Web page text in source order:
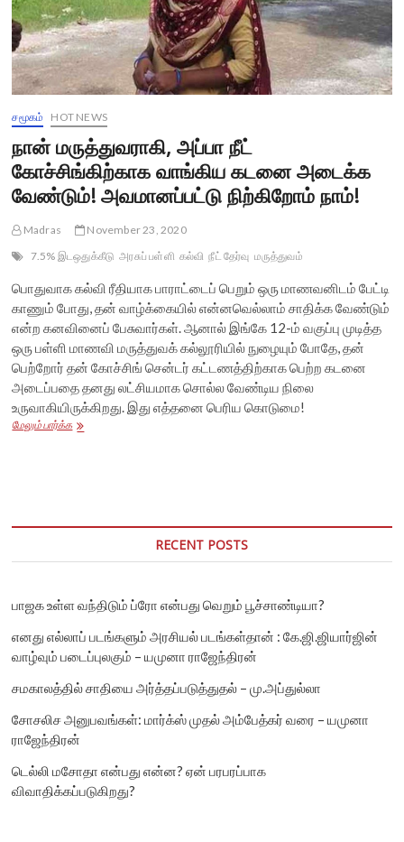
சமூகம் HOT NEWS
நான் மருத்துவராகி, அப்பா நீட்
கோச்சிங்கிற்காக வாங்கிய கடனை அடைக்க
வேண்டும்! அவமானப்பட்டு நிற்கிறோம் நாம்!
Madras
November 23, 2020
7.5% இடஒதுக்கீடு அரசுப் பள்ளி கல்வி நீட் தேர்வு மருத்துவம்
பொதுவாக கல்வி ரீதியாக பாராட்டைப் பெறும் ஒரு மாணவனிடம் பேட்டி
காணும் போது, தன் வாழ்க்கையில் என்னவெல்லாம் சாதிக்க வேண்டும்
என்ற கனவினைப் பேசுவார்கள். ஆனால் இங்கே 12-ம் வகுப்பு முடித்த
ஒரு பள்ளி மாணவி மருத்துவக் கல்லூரியில் நுழையும் போதே, தன்
பெற்றோர் தன் கோச்சிங் சென்டர் கட்டணத்திற்காக பெற்ற கடனை
அடைப்பதை தனது லட்சியமாக சொல்ல வேண்டிய நிலை
உருவாகியிருக்கிறது. இது எத்தனை பெரிய கொடுமை!
மேலும் பார்க்கநான்
நாம்!
RECENT POSTS
பாஜக உள்ள வந்திடும் ப்ரோ என்பது வெறும் பூச்சாண்டியா?
எனது எல்லாப் படங்களும் அரசியல் படங்கள்தான் : கே.ஜி.ஜியார்ஜின்
வாழ்வும் படைப்புலகும் – யமுனா ராஜேந்திரன்
சமகாலத்தில் சாதியை அர்த்தப்படுத்துதல் – மு.அப்துல்லா
சோசலிச அனுபவங்கள்: மார்க்ஸ் முதல் அம்பேத்கர் வரை – யமுனா
ராஜேந்திரன்
டெல்லி மசோதா என்பது என்ன? ஏன் பரபரப்பாக
விவாதிக்கப்படுகிறது?